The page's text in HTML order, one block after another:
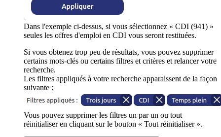
Dans l'exemple ci-dessus, si vous sélectionnez « CDI (941) »
seules les offres d'emploi en CDI vous seront restituées.
Si vous obtenez trop peu de résultats, vous pouvez supprimer
certains mots-clés ou certains filtres et critères et relancer votre
recherche.
Les filtres appliqués à votre recherche apparaissent de la façon
suivante :
Vous pouvez supprimer les filtres un par un ou tout
réinitialiser en cliquant sur le bouton « Tout réinitialiser ».